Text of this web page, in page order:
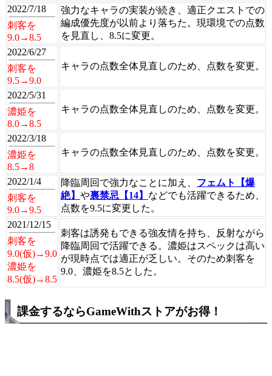
2022/7/18
刺客を
9.0→8.5
強力なキャラの実装が続き、適正クエストでの
編成優先度が以前より落ちた。現環境での点数
を見直し、8.5に変更。
2022/6/27
刺客を
9.5→9.0
キャラの点数全体見直しのため、点数を変更。
2022/5/31
濃姫を
8.0→8.5
キャラの点数全体見直しのため、点数を変更。
2022/3/18
濃姫を
8.5→8
キャラの点数全体見直しのため、点数を変更。
2022/1/4
刺客を
9.0→9.5
降臨周回で強力なことに加え、 フェムト【爆
絶】 や裏禁忌【14】 などでも活躍できるため、
点数を9.5に変更した。
2021/12/15
刺客を
9.0(仮)→9.0
濃姫を
8.5(仮)→8.5
刺客は誘発もできる強友情を持ち、反射ながら
降臨周回で活躍できる。濃姫はスペックは高い
が現時点では適正が乏しい。そのため刺客を
9.0、濃姫を8.5とした。
課金するならGameWithストアがお得！